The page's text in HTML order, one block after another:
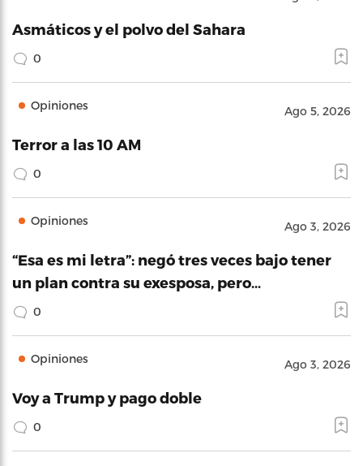
Asmáticos y el polvo del Sahara
0
Opiniones Ago 5, 2026
Terror a las 10 AM
0
Opiniones Ago 3, 2026
“Esa es mi letra”: negó tres veces bajo tener
un plan contra su exesposa, pero…
0
Opiniones Ago 3, 2026
Voy a Trump y pago doble
0